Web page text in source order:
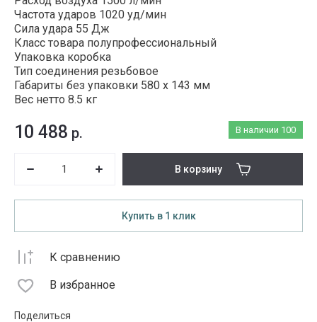
Частота ударов 1020 уд/мин
Сила удара 55 Дж
Класс товара полупрофессиональный
Упаковка коробка
Тип соединения резьбовое
Габариты без упаковки 580 х 143 мм
Вес нетто 8.5 кг
В наличии 100
10 488 р.
В корзину
Купить в 1 клик
К сравнению
В избранное
Поделиться